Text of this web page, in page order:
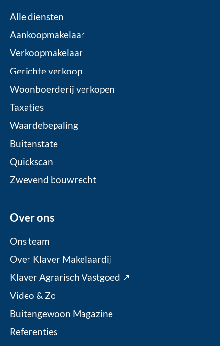
Alle diensten
Aankoopmakelaar
Verkoopmakelaar
Gerichte verkoop
Woonboerderij verkopen
Taxaties
Waardebepaling
Buitenstate
Quickscan
Zwevend bouwrecht
Over ons
Ons team
Over Klaver Makelaardij
Klaver Agrarisch Vastgoed ↗
Video & Zo
Buitengewoon Magazine
Referenties